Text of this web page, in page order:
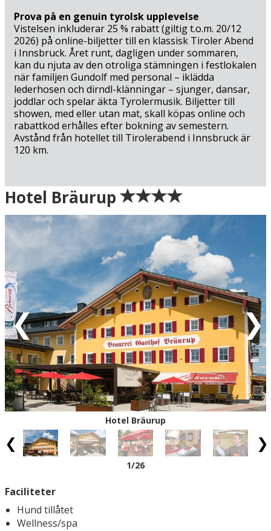
Prova på en genuin tyrolsk upplevelse
Vistelsen inkluderar 25 % rabatt (giltig t.o.m. 20/12
2026) på online-biljetter till en klassisk Tiroler Abend
i Innsbruck. Året runt, dagligen under sommaren,
kan du njuta av den otroliga stämningen i festlokalen
när familjen Gundolf med personal – iklädda
lederhosen och dirndl-klänningar – sjunger, dansar,
joddlar och spelar äkta Tyrolermusik. Biljetter till
showen, med eller utan mat, skall köpas online och
rabattkod erhålles efter bokning av semestern.
Avstånd från hotellet till Tirolerabend i Innsbruck är
120 km.
Ankomst
Grön = ankomstdatum är ledig (bokning går att
genomföra direkt).
Gul = ankomstdatum är möjligen ledig (kan bokas mot
förfrågan - vi återkommer med definitiv
bokningsbekräftelse).
Röd = ankomstdatum är fullbokad.
Vit = ingen ankomst möjlig
Eventuell rabatt är avdragen från de angivna priserna.
Hotel Bräurup
Hotel Bräurup
1/26
Faciliteter
Hund tillåtet
Wellness/spa